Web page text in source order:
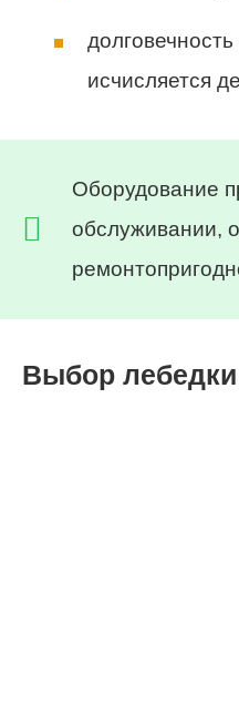
исчисляется
Оборудование
обслуживании,
Выбор лебедки